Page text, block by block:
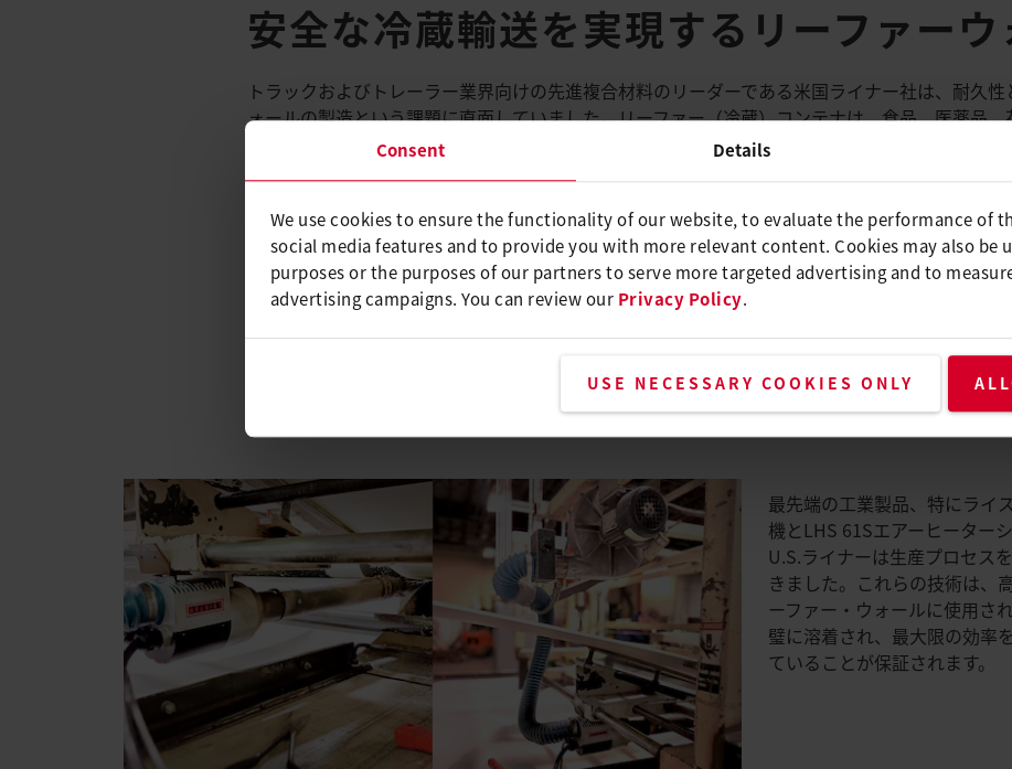
Consent Details
We use cookies to ensure the functionality of our website, to evaluate the performance of
social media features and to provide you with more relevant content. Cookies may also be
purposes or the purposes of our partners to serve more targeted advertising and to
advertising campaigns. You can review our Privacy Policy.
USE NECESSARY COOKIES ONLY
安全な冷蔵輸送を実現するリーファーウ
トラックおよびトレーラー業界向けの先進複合材料のリーダーである米国ライナー社は、耐久
ォールの製造という課題に直面していました。リーファー（冷蔵）コンテナは、食品、医薬品
管用に特別にデザインされています。これらのコンテナは、統合された冷却システムを使用して
この種のカーゴの壁構造は、輸送中に必要な温度を確保するために重要です。業界の要件を満た
おける最大限の精度と一貫性が不可欠です。
効率的な解決策を求めて、U.S.ライナーはライスターに目を向けました。
ライスターサイレンスブロワーとLHS
最先端の工業製品、特にライ
機とLHS 61Sエアーヒーター
U.S.ライナーは生産プロセス
きました。これらの技術は、
ーファー・ウォールに使用さ
璧に溶着され、最大限の効率
ていることが保証されます。